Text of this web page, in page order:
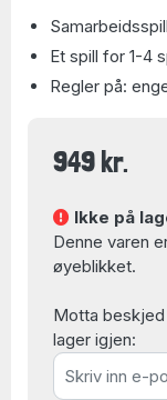
Et spill for 1-4
Regler på:
949 kr.
Ikke på
Denne varen
øyeblikket.
Motta
lager igjen: